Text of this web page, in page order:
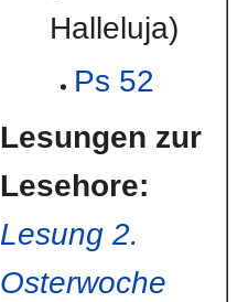
Halleluja)
Ps 52
Lesungen zur
Lesehore:
Lesung 2.
Osterwoche